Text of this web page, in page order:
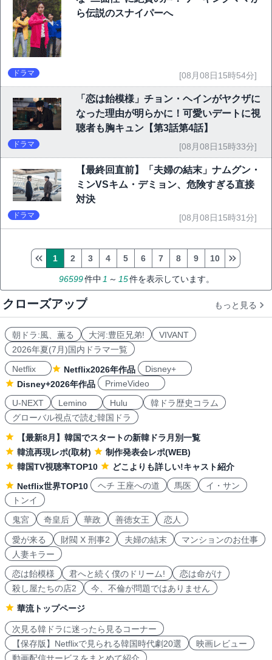
ら伝説のスナイパーへ
ドラマ [08月08日15時54分]
「恋は飴模様」チョン・ヘインがヤクザに
なった理由が明らかに！可愛いデートに視
聴者も胸キュン【第3話第4話】
ドラマ [08月08日15時33分]
【最終回直前】「夫婦の結末」ナムグン・
ミンVSキム・デミョン、危険すぎる直接
対決
ドラマ [08月08日15時31分]
96599件中 1 ～ 15件を表示しています。
1 2 3 4 5 6 7 8 9 10
クローズアップ もっと見る
朝ドラ:風、薫る 大河:豊臣兄弟!
VIVANT
2026年夏(7月)国内ドラマ一覧
Netflix
Netflix2026年作品
Disney+
Disney+2026年作品
PrimeVideo
U-NEXT
Lemino Hulu
韓ドラ歴史コラム
グローバル視点で読む韓国ドラ
【最新8月】韓国でスタートの新韓ドラ月別一覧
韓流再現レポ(取材)
制作発表会レポ(WEB)
韓国TV視聴率TOP10
どこよりも詳しい!キャスト紹介
Netflix世界TOP10
ヘチ 王座への道 馬医
イ・サン
トンイ
鬼宮
奇皇后 華政 善徳女王 恋人
愛が来る 財閥 X 刑事2 夫婦の結末
マンションのお仕事
人妻キラー
恋は飴模様
君へと続く僕のドリーム!
恋は命がけ
殺し屋たちの店2
今、不倫が問題ではありません
華流トップページ
次見る韓ドラに迷ったら見るコーナー
【保存版】Netflixで見られる韓国時代劇20選
映画レビュー